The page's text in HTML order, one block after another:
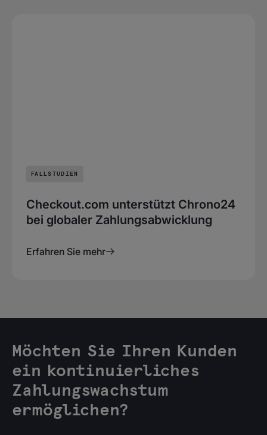
FALLSTUDIEN
Checkout.com unterstützt Chrono24
bei globaler Zahlungsabwicklung
Erfahren Sie mehr
Möchten Sie Ihren Kunden
ein kontinuierliches
Zahlungswachstum
ermöglichen?